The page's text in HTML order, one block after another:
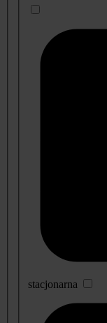
informacje
stacjonarna